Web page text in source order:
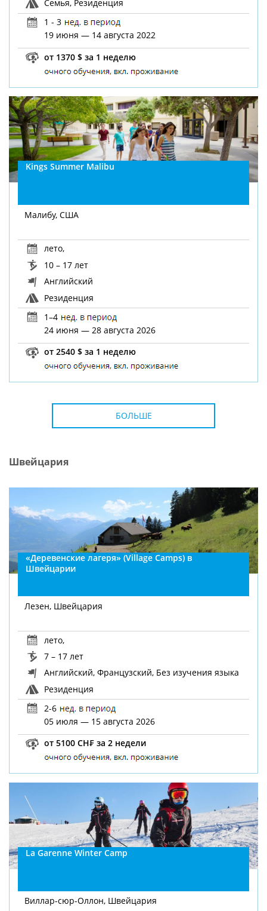
Семья, Резиденция
1 - 3
19 июня — 14 августа 2022
от 1370 $ за 1 неделю
Kings Summer Malibu
Малибу, США
лето,
10 – 17 лет
Английский
Резиденция
1–4
24 июня — 28 августа 2026
от 2540 $ за 1 неделю
БОЛЬШЕ
Швейцария
«Деревенские лагеря» (Village Camps) в
Швейцарии
Лезен, Швейцария
лето,
7 – 17 лет
Английский, Французский, Без изучения языка
Резиденция
2-6
05 июля — 15 августа 2026
от 5100 CH₣ за 2 недели
La Garenne Winter Camp
Виллар-сюр-Оллон, Швейцария